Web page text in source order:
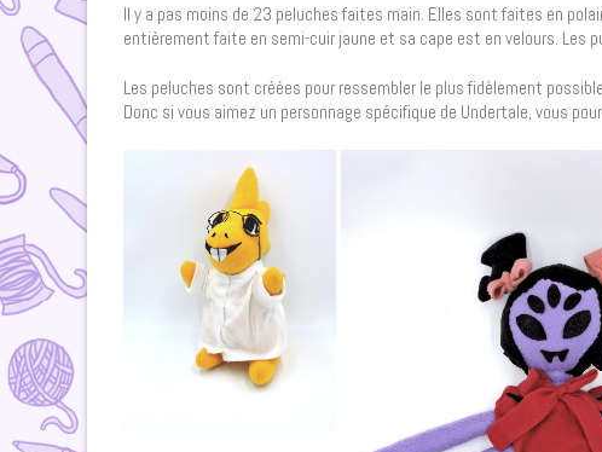
Il y a pas moins de 23 peluches faites main. Elles sont faites en
entièrement faite en semi-cuir jaune et sa cape est en velours. Les
Les peluches sont créées pour ressembler le plus fidèlement
Donc si vous aimez un personnage spécifique de Undertale, vous